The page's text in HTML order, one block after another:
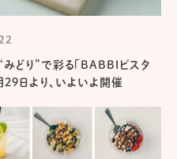
どり”で彩る「BABBIピスタ
29日より、いよいよ開催